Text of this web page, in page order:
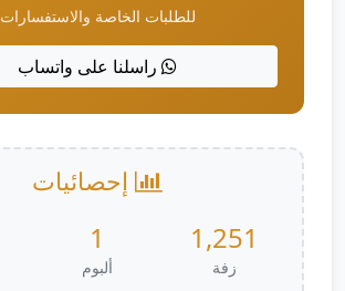
للطلبات الخاصة والاستفسارات
راسلنا على واتساب
إحصائيات
1,251
زفة
1
ألبوم